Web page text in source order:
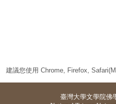
建議您使用 Chrome, Firefox,
臺灣大學文學院佛